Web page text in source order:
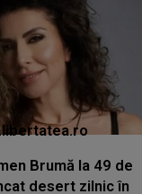
Brumă la 49 de
desert zilnic în